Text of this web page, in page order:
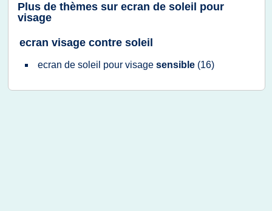
Plus de thèmes sur ecran de soleil pour
visage
ecran visage contre soleil
ecran de soleil pour visage sensible (16)